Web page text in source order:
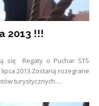
2013 !!!
się Regaty o Puchar STS
2013.Zostaną rozegrane
turystycznych....